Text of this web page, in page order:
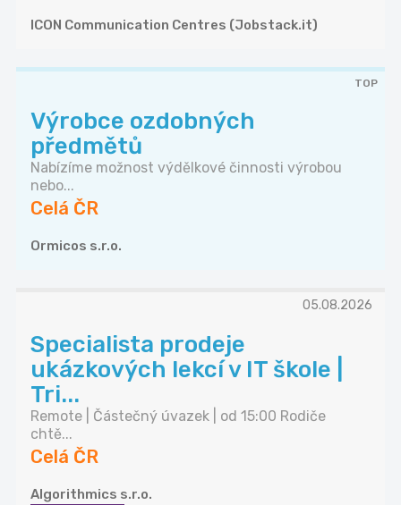
ICON Communication Centres (Jobstack.it)
TOP
Výrobce ozdobných
předmětů
Nabízíme možnost výdělkové činnosti výrobou
nebo...
Celá ČR
Ormicos s.r.o.
05.08.2026
Specialista prodeje
ukázkových lekcí v IT škole |
Tri...
Remote | Částečný úvazek | od 15:00 Rodiče
chtě...
Celá ČR
Algorithmics s.r.o.